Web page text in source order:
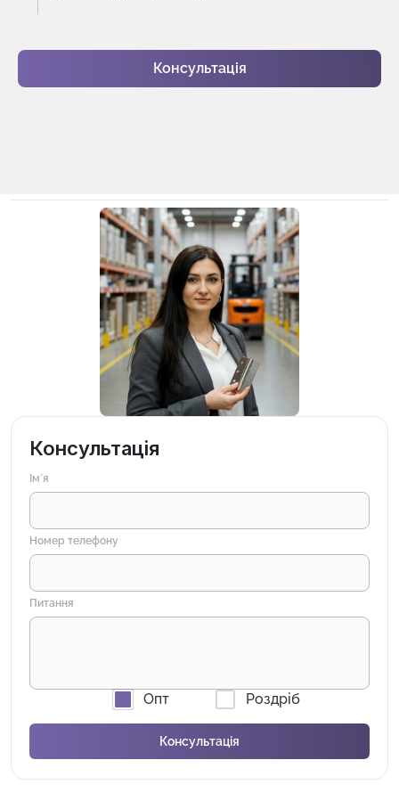
Консультація
Консультація
Імʼя
Номер телефону
Питання
Опт Роздріб